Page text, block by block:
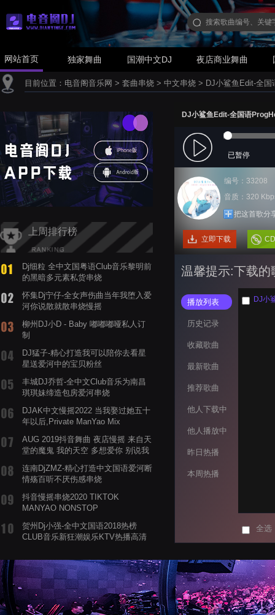
网站首页 独家舞曲 国潮中文DJ 夜店商业舞曲
目前位置： 电音阁音乐网 > 套曲串烧 > 中文串烧 > DJ小鲨鱼Edit-全
上周排行榜
Dj细粒 全中文国粤语Club音乐黎明前
的黑暗多元素私货串烧
怀集Dj宁仔-全女声伤曲当年我堕入爱
河你说散就散串烧慢摇
柳州DJ小D - Baby 嘟嘟嘟哑私人订
制
DJ猛子-精心打造我可以陪你去看星
星送爱河中的宝贝粉丝
丰城DJ乔哲-全中文Club音乐为南昌
琪琪妹缔造包房爱河串烧
DJAK中文慢摇2022 当我娶过她五十
年以后,Private ManYao Mix
AUG 2019抖音舞曲 夜店慢摇 来自天
堂的魔鬼 我的天空 多想爱你 别说我
连南DjZMZ-精心打造中文国语爱河断
情殇百听不厌伤感串烧
抖音慢摇串烧2020 TIKTOK
MANYAO NONSTOP
蝉爸爸妈妈爱存在夏天的风是想你的
声音啊
贺州Dj小强-全中文国语2018热榜
CLUB音乐新狂潮娱乐KTV热播高清
DJ小鲨鱼Edit-全国语
已暂停
编号：33208
音质：320
把这首歌分
立即下载
温馨提示:下载的
播放列表
历史记录
收藏歌曲
最新歌曲
推荐歌曲
他人下载中
他人播放中
昨日热播
本周热播
DJ小
全选